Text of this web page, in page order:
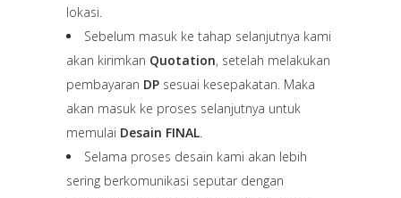
lokasi.
Sebelum masuk ke tahap selanjutnya kami
akan kirimkan Quotation, setelah melakukan
pembayaran DP sesuai kesepakatan. Maka
akan masuk ke proses selanjutnya untuk
memulai Desain FINAL.
Selama proses desain kami akan lebih
sering berkomunikasi seputar dengan